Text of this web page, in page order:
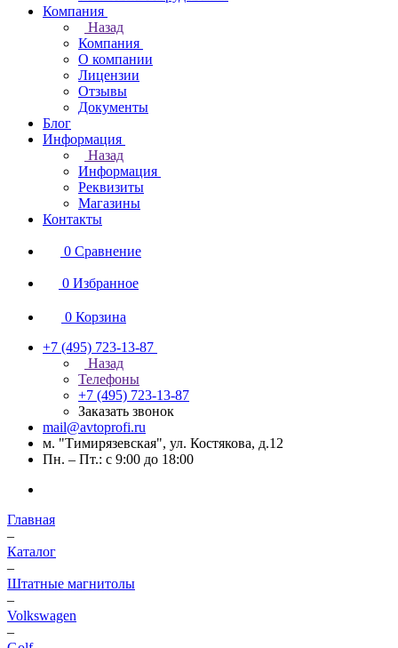
Компания
Назад
Компания
О компании
Лицензии
Отзывы
Документы
Блог
Информация
Назад
Информация
Реквизиты
Магазины
Контакты
0 Сравнение
0 Избранное
0 Корзина
+7 (495) 723-13-87
Назад
Телефоны
+7 (495) 723-13-87
Заказать звонок
mail@avtoprofi.ru
м. "Тимирязевская", ул. Костякова, д.12
Пн. – Пт.: с 9:00 до 18:00
Главная
–
Каталог
–
Штатные магнитолы
–
Volkswagen
–